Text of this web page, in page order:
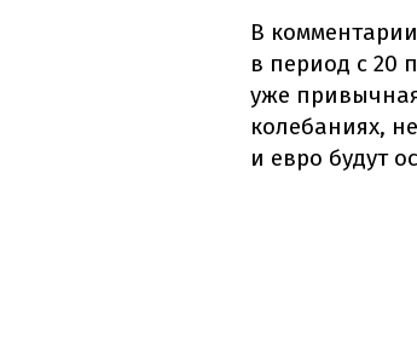
В комментарии
в период с 20
уже
колебаниях,
и евро будут